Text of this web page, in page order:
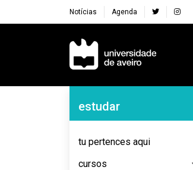
Notícias Agenda
Navegação Principal
Navegação
estudar
tu pertences aqui
cursos